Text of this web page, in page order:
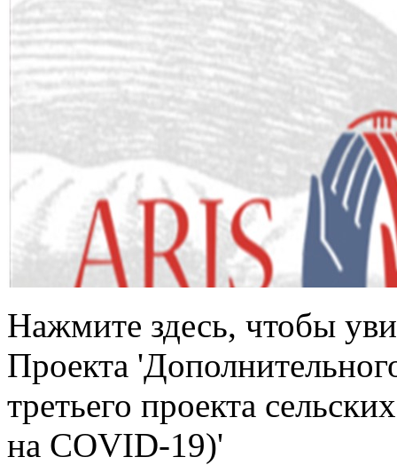
Нажмите здесь, чтобы
Проекта
третьего проекта
на COVID-19)'